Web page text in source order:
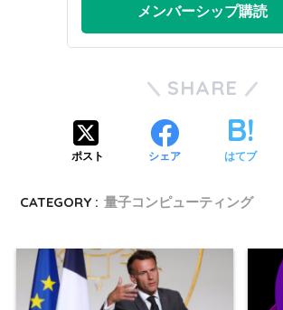
メンバーシップ購読
SHARE
ポスト シェア はてブ
CATEGORY : 量子コンピューティング